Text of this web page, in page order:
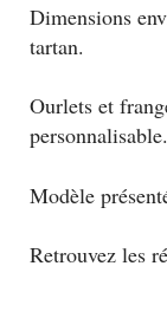
Dimensions
tartan.
Ourlets et
personnalisable.
Modèle
Retrouvez les